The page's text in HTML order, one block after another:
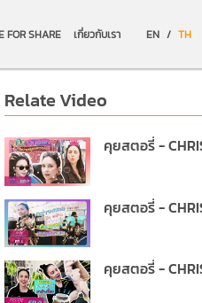
FOR SHARE เกี่ยวกับเรา EN / TH
Relate Video
คุยสตอรี่ -
คุยสตอรี่ -
คุยสตอรี่ -